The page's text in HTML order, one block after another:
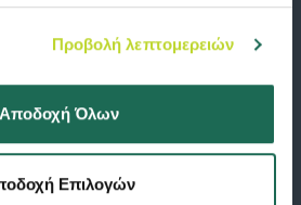
Προβολή λεπτομερειών
Αποδοχή Όλων
Επιλογών
και την οδική βοήθεια παρελθόν!
Διαθέσιμο σε: